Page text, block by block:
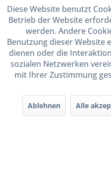
Service Hotline
Shop Service
Informationen
Handel mit
durch DE-ÖKO-
Diese Website benutzt
Betrieb der Website
werden. Andere
Benutzung dieser
dienen oder die
sozialen Netzwerken
mit Ihrer Zustimmung
Ablehnen Alle